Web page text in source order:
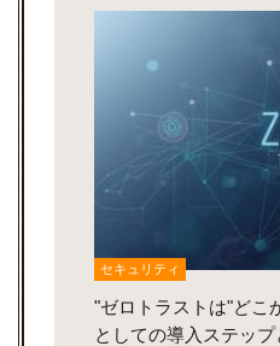
セキュリティ
"ゼロトラストは"どこ
としての導入ステッ